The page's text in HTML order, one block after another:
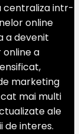
centraliza intr-
online
a devenit
a
marketing
mai multi
ale
de interes.